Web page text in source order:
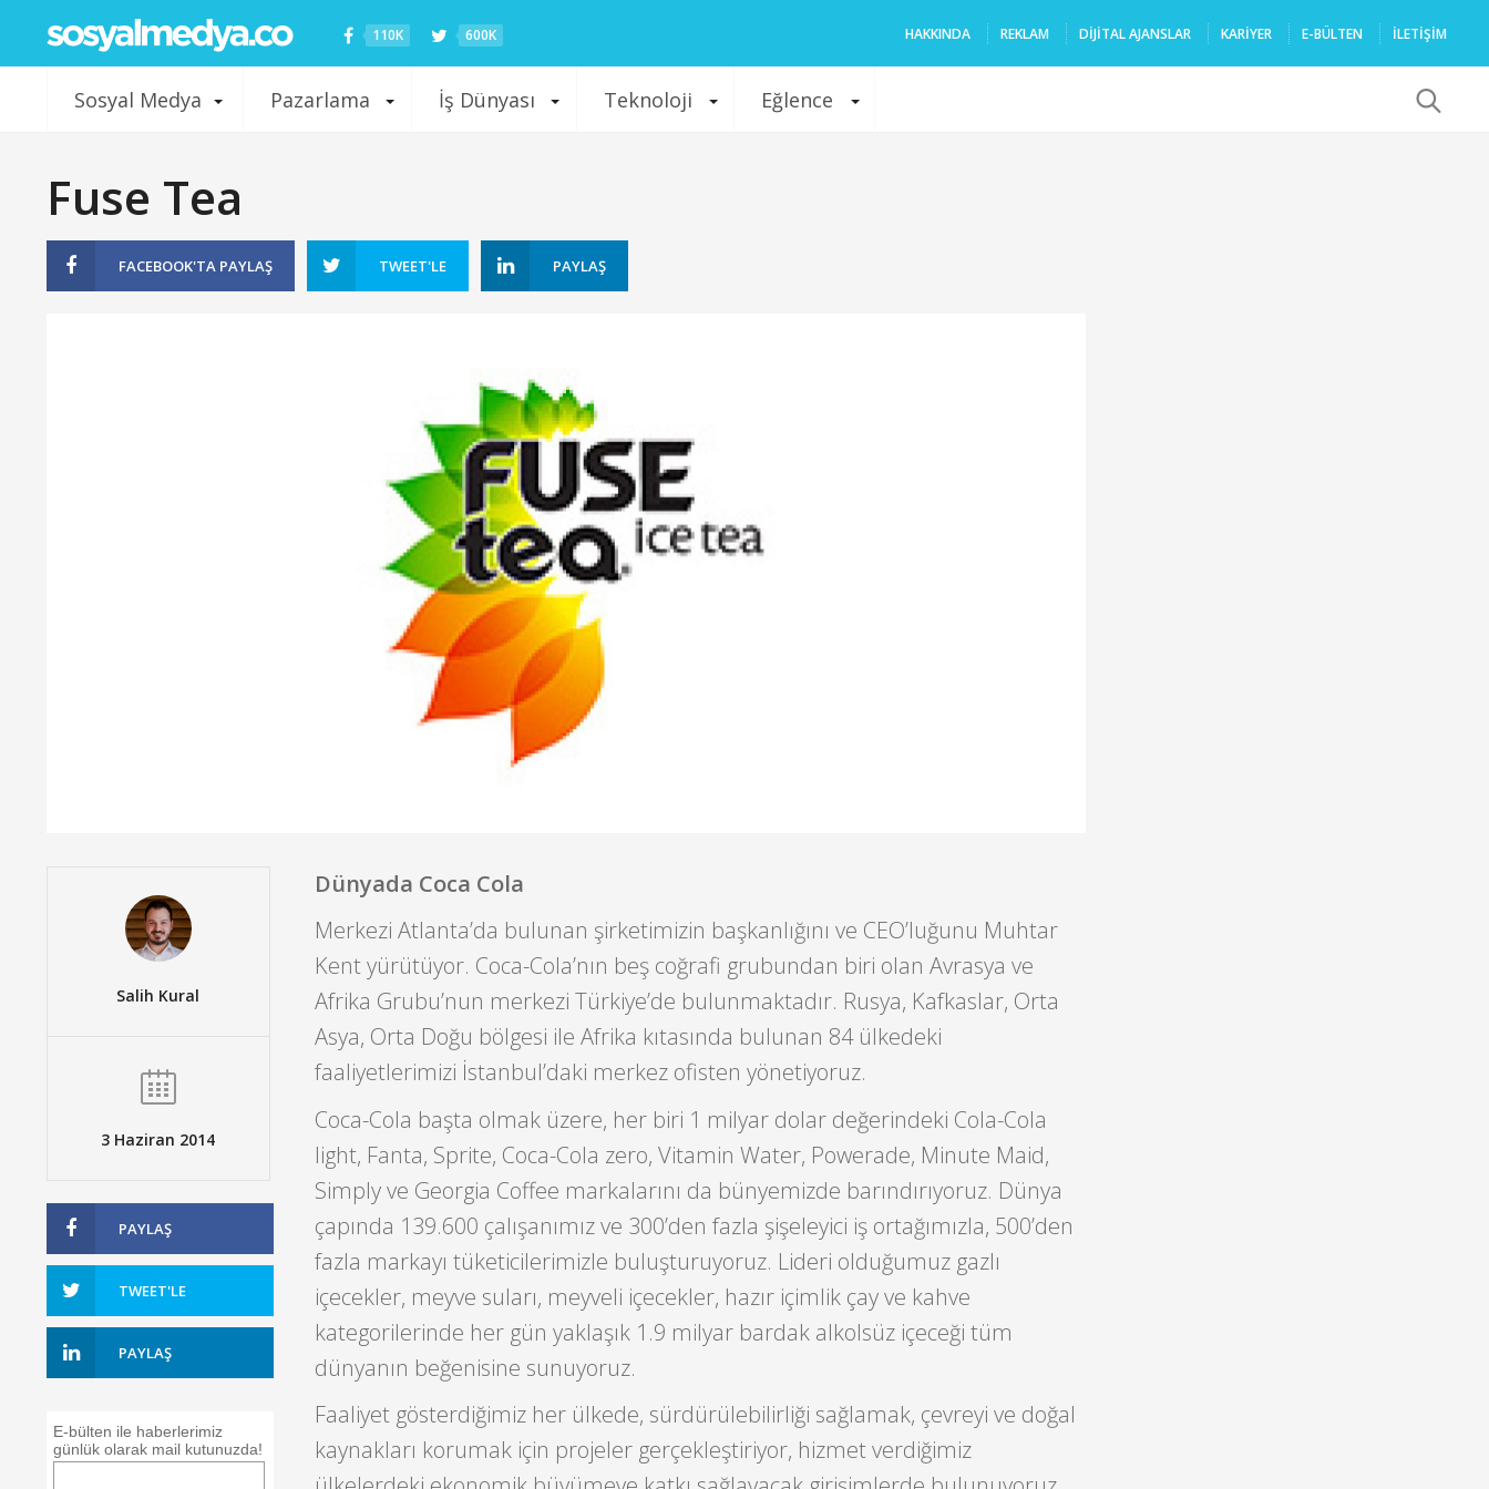
110K 600K HAKKINDA REKLAM DIJITAL AJANSLAR KARIYER E-BÜLTEN İLETİŞİM
Sosyal Medya Pazarlama İş Dünyası Teknoloji Eğlence
Fuse Tea
FACEBOOK'TA PAYLAŞ TWEET'LE PAYLAŞ
Salih Kural
3 Haziran 2014
PAYLAŞ
TWEET'LE
PAYLAŞ
E-bülten ile haberlerimiz
günlük olarak mail kutunuzda!
Dünyada Coca Cola
Merkezi Atlanta’da bulunan şirketimizin başkanlığını ve CEO’luğunu Muhtar
Kent yürütüyor. Coca-Cola’nın beş coğrafi grubundan biri olan Avrasya ve
Afrika Grubu’nun merkezi Türkiye’de bulunmaktadır. Rusya, Kafkaslar, Orta
Asya, Orta Doğu bölgesi ile Afrika kıtasında bulunan 84 ülkedeki
faaliyetlerimizi İstanbul’daki merkez ofisten yönetiyoruz.
Coca-Cola başta olmak üzere, her biri 1 milyar dolar değerindeki Cola-Cola
light, Fanta, Sprite, Coca-Cola zero, Vitamin Water, Powerade, Minute Maid,
Simply ve Georgia Coffee markalarını da bünyemizde barındırıyoruz. Dünya
çapında 139.600 çalışanımız ve 300’den fazla şişeleyici iş ortağımızla, 500’den
fazla markayı tüketicilerimizle buluşturuyoruz. Lideri olduğumuz gazlı
içecekler, meyve suları, meyveli içecekler, hazır içimlik çay ve kahve
kategorilerinde her gün yaklaşık 1.9 milyar bardak alkolsüz içeceği tüm
dünyanın beğenisine sunuyoruz.
Faaliyet gösterdiğimiz her ülkede, sürdürülebilirliği sağlamak, çevreyi ve doğal
kaynakları korumak için projeler gerçekleştiriyor, hizmet verdiğimiz